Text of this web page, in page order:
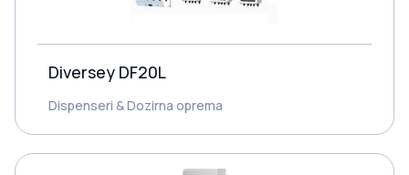
Diversey DF20L
Dispenseri & Dozirna oprema